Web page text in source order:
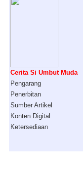
Cerita Si Umbut Muda
Pengarang
Penerbitan
Sumber Artikel
Konten Digital
Ketersediaan